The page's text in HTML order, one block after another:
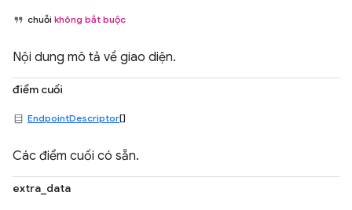
chuỗi không bắt buộc
Nội dung mô tả về giao diện.
điểm cuối
EndpointDescriptor[]
Các điểm cuối có sẵn.
extra_data